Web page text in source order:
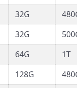
32G
32G
64G 1T
128G